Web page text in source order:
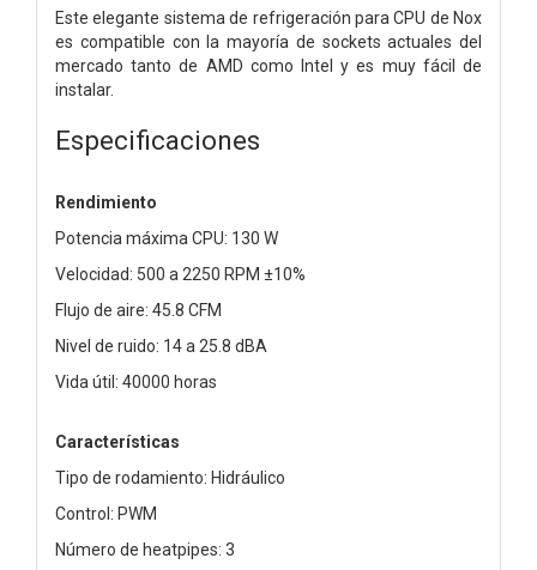
Este elegante sistema de refrigeración para CPU de Nox
es compatible con la mayoría de sockets actuales del
mercado tanto de AMD como Intel y es muy fácil de
instalar.
Especificaciones
Rendimiento
Potencia máxima CPU: 130 W
Velocidad: 500 a 2250 RPM ±10%
Flujo de aire: 45.8 CFM
Nivel de ruido: 14 a 25.8 dBA
Vida útil: 40000 horas
Características
Tipo de rodamiento: Hidráulico
Control: PWM
Número de heatpipes: 3